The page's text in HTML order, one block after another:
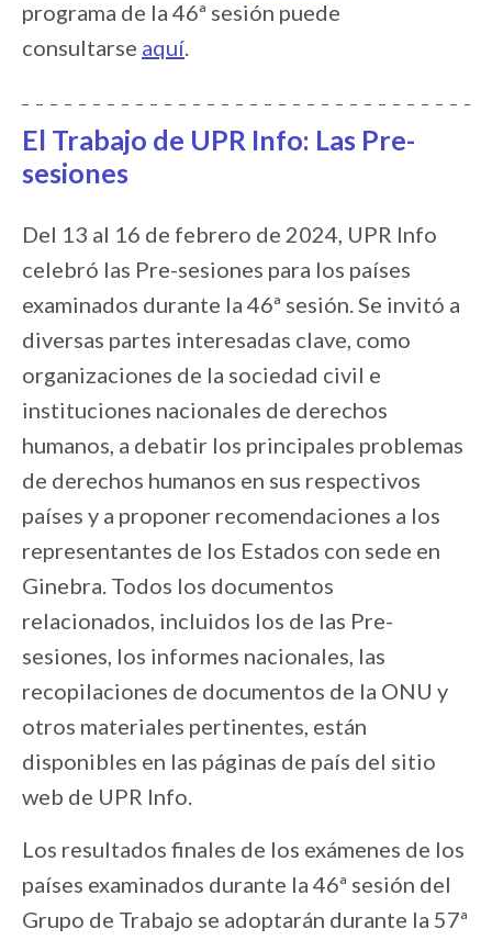
programa de la 46ª sesión puede
consultarse aquí.
El Trabajo de UPR Info: Las Pre-
sesiones
Del 13 al 16 de febrero de 2024, UPR Info
celebró las Pre-sesiones para los países
examinados durante la 46ª sesión. Se invitó a
diversas partes interesadas clave, como
organizaciones de la sociedad civil e
instituciones nacionales de derechos
humanos, a debatir los principales problemas
de derechos humanos en sus respectivos
países y a proponer recomendaciones a los
representantes de los Estados con sede en
Ginebra. Todos los documentos
relacionados, incluidos los de las Pre-
sesiones, los informes nacionales, las
recopilaciones de documentos de la ONU y
otros materiales pertinentes, están
disponibles en las páginas de país del sitio
web de UPR Info.
Los resultados finales de los exámenes de los
países examinados durante la 46ª sesión del
Grupo de Trabajo se adoptarán durante la 57ª